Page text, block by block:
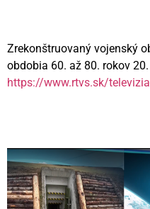
Zrekonštruovaný vojenský
obdobia 60. až 80. rokov
https://www.rtvs.sk/